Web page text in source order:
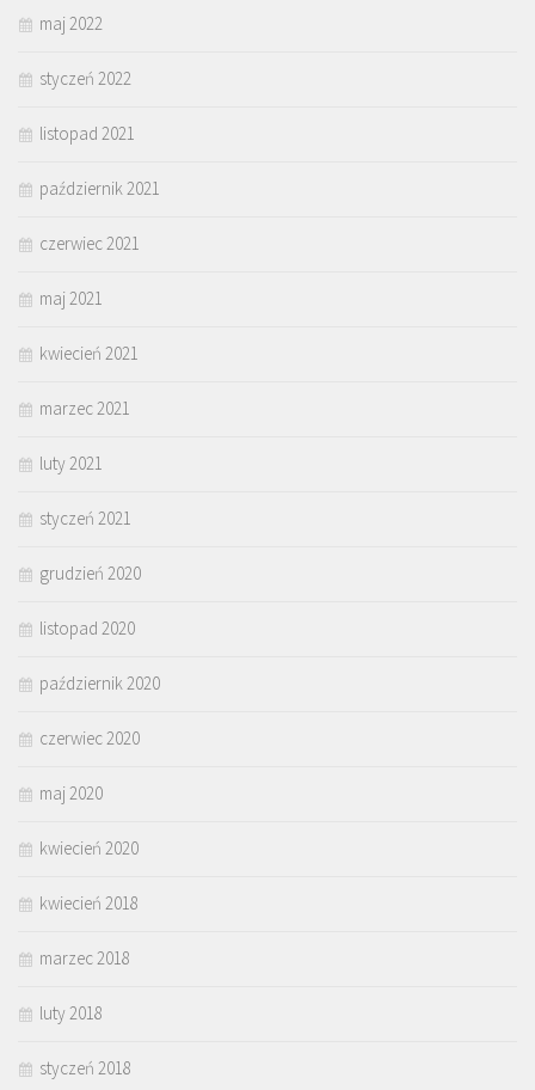
maj 2022
styczeń 2022
listopad 2021
październik 2021
czerwiec 2021
maj 2021
kwiecień 2021
marzec 2021
luty 2021
styczeń 2021
grudzień 2020
listopad 2020
październik 2020
czerwiec 2020
maj 2020
kwiecień 2020
kwiecień 2018
marzec 2018
luty 2018
styczeń 2018